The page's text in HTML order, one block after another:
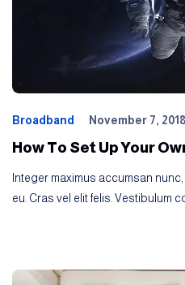
Broadband November 7, 2018
How To Set Up Your
Integer maximus accumsan
eu. Cras vel elit felis. Vestibulum